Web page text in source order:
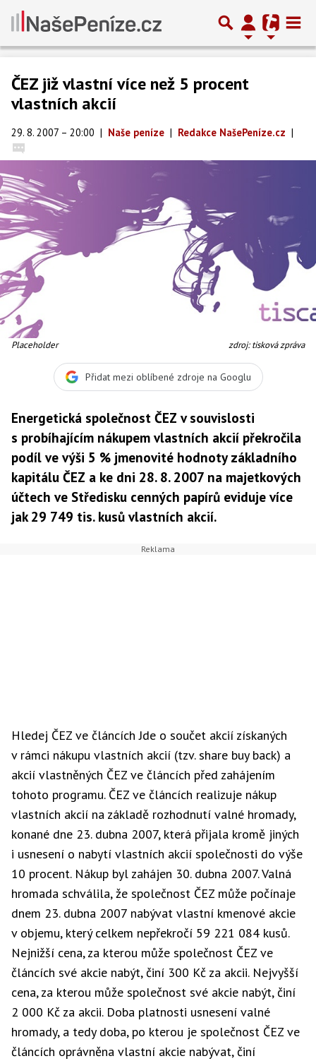
ČEZ již vlastní více než 5 procent
vlastních akcií
29. 8. 2007 – 20:00 | Naše peníze | Redakce NašePeníze.cz |
Placeholder zdroj: tisková zpráva
Přidat mezi oblíbené zdroje na Googlu
Energetická společnost ČEZ v souvislosti
s probíhajícím nákupem vlastních akcií překročila
podíl ve výši 5 % jmenovité hodnoty základního
kapitálu ČEZ a ke dni 28. 8. 2007 na majetkových
účtech ve Středisku cenných papírů eviduje více
jak 29 749 tis. kusů vlastních akcií.
Hledej ČEZ ve článcích Jde o součet akcií získaných
v rámci nákupu vlastních akcií (tzv. share buy back) a
akcií vlastněných ČEZ ve článcích před zahájením
tohoto programu. ČEZ ve článcích realizuje nákup
vlastních akcií na základě rozhodnutí valné hromady,
konané dne 23. dubna 2007, která přijala kromě jiných
i usnesení o nabytí vlastních akcií společnosti do výše
10 procent. Nákup byl zahájen 30. dubna 2007. Valná
hromada schválila, že společnost ČEZ může počínaje
dnem 23. dubna 2007 nabývat vlastní kmenové akcie
v objemu, který celkem nepřekročí 59 221 084 kusů.
Nejnižší cena, za kterou může společnost ČEZ ve
článcích své akcie nabýt, činí 300 Kč za akcii. Nejvyšší
cena, za kterou může společnost své akcie nabýt, činí
2 000 Kč za akcii. Doba platnosti usnesení valné
hromady, a tedy doba, po kterou je společnost ČEZ ve
článcích oprávněna vlastní akcie nabývat, činí